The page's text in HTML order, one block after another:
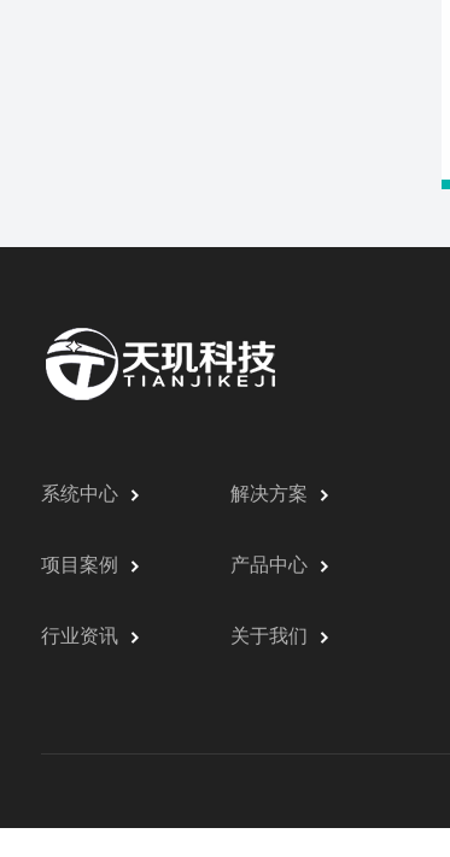
系统中心 解决方案
项目案例 产品中心
行业资讯 关于我们